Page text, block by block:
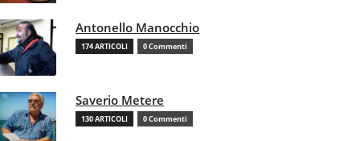
Antonello Manocchio
174 ARTICOLI 0 Commenti
Saverio Metere
130 ARTICOLI 0 Commenti